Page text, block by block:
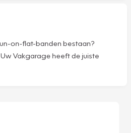
on-flat-banden bestaan?
Vakgarage heeft de juiste